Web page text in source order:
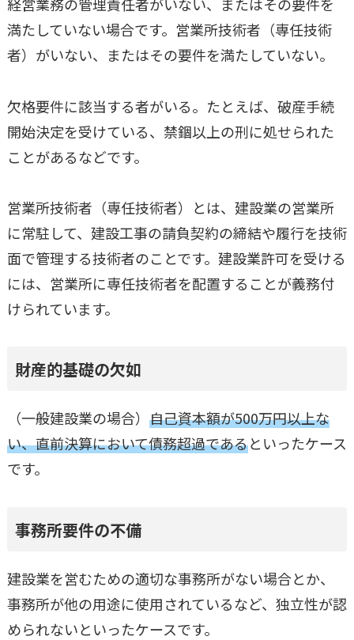
満たしていない場合です。営業所技術者（専任技術
者）がいない、またはその要件を満たしていない。
欠格要件に該当する者がいる。たとえば、破産手続
開始決定を受けている、禁錮以上の刑に処せられた
ことがあるなどです。
営業所技術者（専任技術者）とは、建設業の営業所
に常駐して、建設工事の請負契約の締結や履行を技術
面で管理する技術者のことです。建設業許可を受ける
には、営業所に専任技術者を配置することが義務付
けられています。
財産的基礎の欠如
（一般建設業の場合） 自己資本額が500万円以上な
い、直前決算において債務超過であるといったケース
です。
事務所要件の不備
建設業を営むための適切な事務所がない場合とか、
事務所が他の用途に使用されているなど、独立性が認
められないといったケースです。